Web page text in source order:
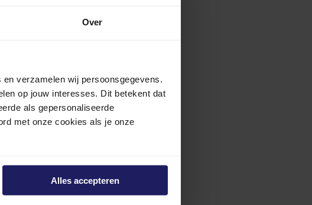
Over
verzamelen wij persoonsgegevens.
op jouw interesses. Dit betekent dat
als gepersonaliseerde
met onze cookies als je onze
Alles accepteren